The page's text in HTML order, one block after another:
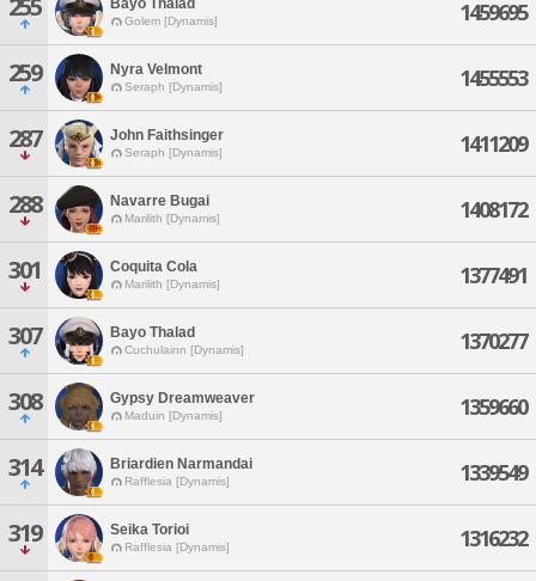
255 Bayo Thalad
Golem [Dynamis] 1459695
259 Nyra Velmont
Seraph [Dynamis] 1455553
287 John Faithsinger
Seraph [Dynamis] 1411209
288 Navarre Bugai
Marilith [Dynamis] 1408172
301 Coquita Cola
Marilith [Dynamis] 1377491
307 Bayo Thalad
Cuchulainn [Dynamis] 1370277
308 Gypsy Dreamweaver
Maduin [Dynamis] 1359660
314 Briardien Narmandai
Rafflesia [Dynamis] 1339549
319 Seika Torioi
Rafflesia [Dynamis] 1316232